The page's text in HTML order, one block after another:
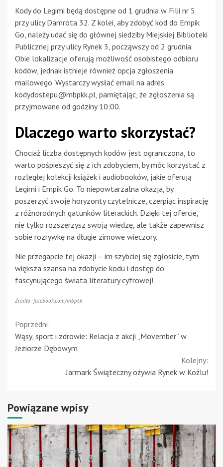
Kody do Legimi będą dostępne od 1 grudnia w Filii nr 5
przy ulicy Damrota 32. Z kolei, aby zdobyć kod do Empik
Go, należy udać się do głównej siedziby Miejskiej Biblioteki
Publicznej przy ulicy Rynek 3, począwszy od 2 grudnia.
Obie lokalizacje oferują możliwość osobistego odbioru
kodów, jednak istnieje również opcja zgłoszenia
mailowego. Wystarczy wysłać email na adres
kodydostepu@mbpkk.pl , pamiętając, że zgłoszenia są
przyjmowane od godziny 10:00.
Dlaczego warto skorzystać?
Chociaż liczba dostępnych kodów jest ograniczona, to
warto pośpieszyć się z ich zdobyciem, by móc korzystać z
rozległej kolekcji książek i audiobooków, jakie oferują
Legimi i Empik Go. To niepowtarzalna okazja, by
poszerzyć swoje horyzonty czytelnicze, czerpiąc inspirację
z różnorodnych gatunków literackich. Dzięki tej ofercie,
nie tylko rozszerzysz swoją wiedzę, ale także zapewnisz
sobie rozrywkę na długie zimowe wieczory.
Nie przegapcie tej okazji – im szybciej się zgłosicie, tym
większa szansa na zdobycie kodu i dostęp do
fascynującego świata literatury cyfrowej!
Źródło: facebook.com/mbpkk
Continue
Reading
Poprzedni:
Wąsy, sport i zdrowie: Relacja z akcji „Movember” w
Jeziorze Dębowym
Kolejny:
Jarmark Świąteczny ożywia Rynek w Koźlu!
Powiązane wpisy